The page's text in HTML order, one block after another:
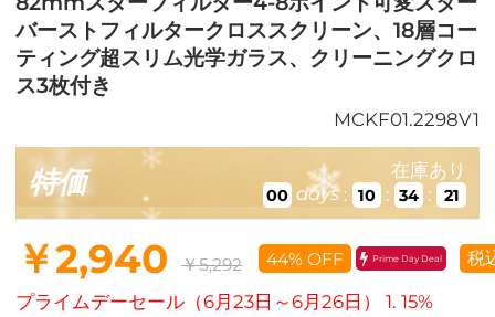
バーストフィルタークロススクリーン、18層コー
ティング超スリム光学ガラス、クリーニングクロ
ス3枚付き
MCKF01.2298V1
特価 在庫あり
00 days : 10 : 34 : 21
￥2,940 ￥5,292 44% OFF Prime Day Deal 税
プライムデーセール（6月23日～6月26日） 1. 15%